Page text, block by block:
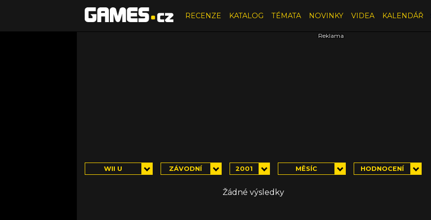
RECENZE KATALOG TÉMATA NOVINKY VIDEA KALENDÁŘ
WII U ZÁVODNÍ 2001 MĚSÍC HODNOCENÍ
Žádné výsledky